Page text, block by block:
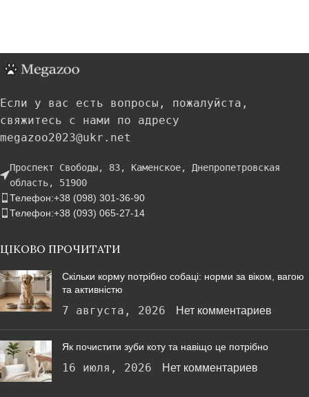
Если у вас есть вопросы, пожалуйста,
свяжитесь с нами по адресу
megazoo2023@ukr.net
Проспект Свободы, 83, Каменское, Днепропетровская
область, 51900
Телефон:+38 (098) 301-36-90
Телефон:+38 (093) 065-27-14
ЦІКОВО ПРОЧИТАТИ
Скільки корму потрібно собаці: норми за віком, вагою
та активністю
7 августа, 2026 Нет комментариев
Як почистити зуби коту та навіщо це потрібно
16 июля, 2026 Нет комментариев